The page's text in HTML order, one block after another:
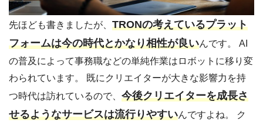
先ほども書きましたが、 TRONの考えているプラット
フォームは今の時代とかなり相性が良いんです。 AI
の普及によって事務職などの単純作業はロボットに移り変
わられています。 既にクリエイターが大きな影響力を持
つ時代は訪れているので、 今後クリエイターを成長さ
せるようなサービスは流行りやすいんですよね。 ク